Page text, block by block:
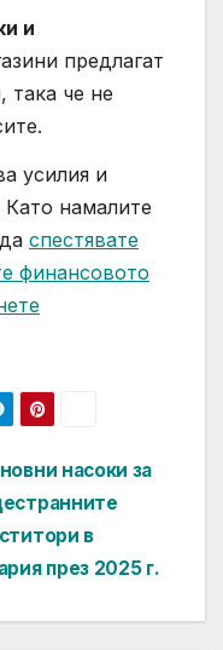
и
предлагат
така че не
усилия и
намалите
спестявате
финансовото
насоки за
в
през 2025 г.